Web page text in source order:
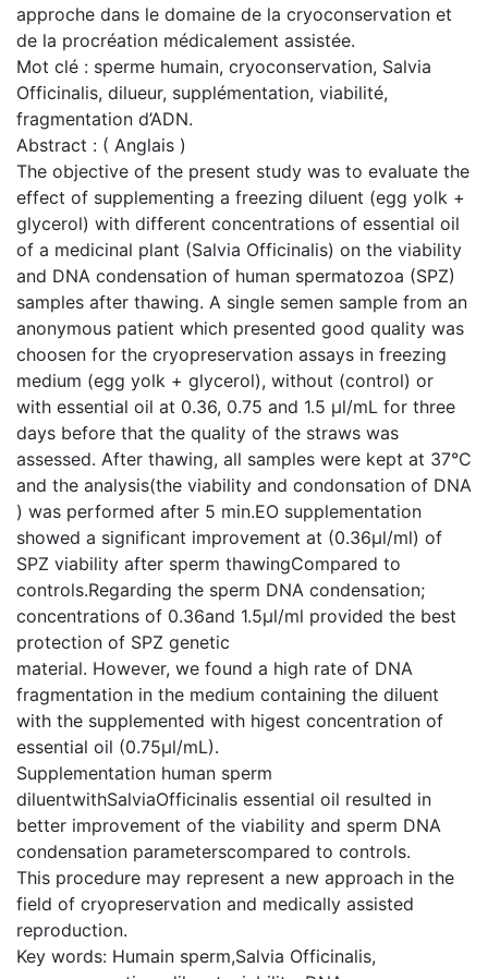
approche dans le domaine de la cryoconservation et
de la procréation médicalement assistée.
Mot clé : sperme humain, cryoconservation, Salvia
Officinalis, dilueur, supplémentation, viabilité,
fragmentation d’ADN.
Abstract : ( Anglais )
The objective of the present study was to evaluate the
effect of supplementing a freezing diluent (egg yolk +
glycerol) with different concentrations of essential oil
of a medicinal plant (Salvia Officinalis) on the viability
and DNA condensation of human spermatozoa (SPZ)
samples after thawing. A single semen sample from an
anonymous patient which presented good quality was
choosen for the cryopreservation assays in freezing
medium (egg yolk + glycerol), without (control) or
with essential oil at 0.36, 0.75 and 1.5 µl/mL for three
days before that the quality of the straws was
assessed. After thawing, all samples were kept at 37°C
and the analysis(the viability and condonsation of DNA
) was performed after 5 min.EO supplementation
showed a significant improvement at (0.36µl/ml) of
SPZ viability after sperm thawingCompared to
controls.Regarding the sperm DNA condensation;
concentrations of 0.36and 1.5µl/ml provided the best
protection of SPZ genetic
material. However, we found a high rate of DNA
fragmentation in the medium containing the diluent
with the supplemented with higest concentration of
essential oil (0.75µl/mL).
Supplementation human sperm
diluentwithSalviaOfficinalis essential oil resulted in
better improvement of the viability and sperm DNA
condensation parameterscompared to controls.
This procedure may represent a new approach in the
field of cryopreservation and medically assisted
reproduction.
Key words: Humain sperm,Salvia Officinalis,